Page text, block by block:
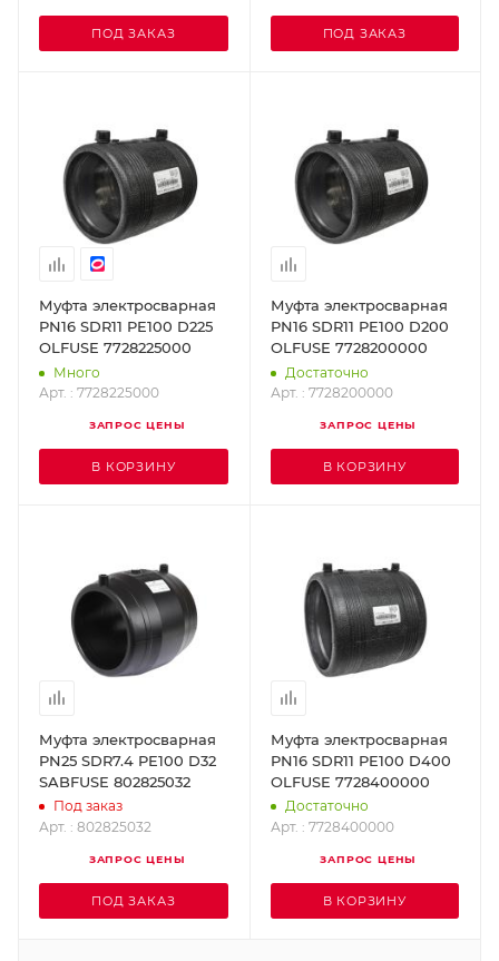
ПОД ЗАКАЗ ПОД ЗАКАЗ
Муфта электросварная
PN16 SDR11 PE100 D225
OLFUSE 7728225000
Много
Арт. : 7728225000
ЗАПРОС ЦЕНЫ
В КОРЗИНУ
Муфта электросварная
PN16 SDR11 PE100 D200
OLFUSE 7728200000
Достаточно
Арт. : 7728200000
ЗАПРОС ЦЕНЫ
В КОРЗИНУ
Муфта электросварная
PN25 SDR7.4 PE100 D32
SABFUSE 802825032
Под заказ
Арт. : 802825032
ЗАПРОС ЦЕНЫ
ПОД ЗАКАЗ
Муфта электросварная
PN16 SDR11 PE100 D400
OLFUSE 7728400000
Достаточно
Арт. : 7728400000
ЗАПРОС ЦЕНЫ
В КОРЗИНУ